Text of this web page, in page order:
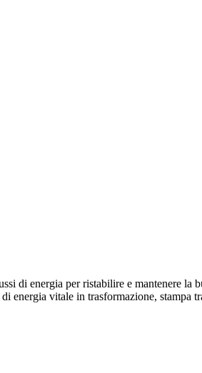
di energia per ristabilire e mantenere la
vitale in trasformazione, stampa